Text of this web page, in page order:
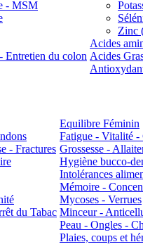
- MSM
Entretien du colon
Zinc
Acides
Acides
- Fractures
du Tabac
Equilibre Féminin
Fatigue - Vitalité -
Grossesse -
Hygiène bucco-
Intolérances
Mémoire -
Mycoses - Verrues
Minceur -
Peau - Ongles -
Plaies, coups et